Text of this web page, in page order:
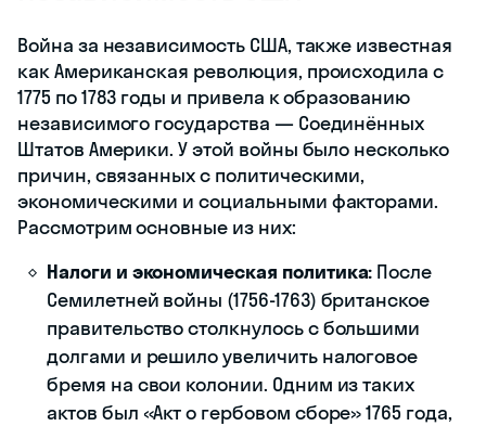
Война за независимость США, также известная
как Американская революция, происходила с
1775 по 1783 годы и привела к образованию
независимого государства — Соединённых
Штатов Америки. У этой войны было несколько
причин, связанных с политическими,
экономическими и социальными факторами.
Рассмотрим основные из них:
Налоги и экономическая политика: После
Семилетней войны (1756-1763) британское
правительство столкнулось с большими
долгами и решило увеличить налоговое
бремя на свои колонии. Одним из таких
актов был «Акт о гербовом сборе» 1765 года,